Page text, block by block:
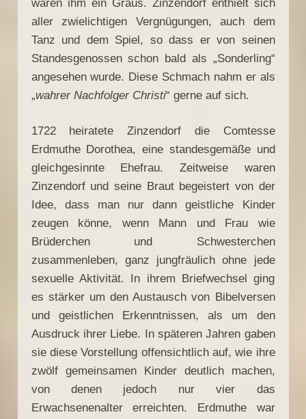
waren ihm ein Graus. Zinzendorf enthielt sich
aller zwielichtigen Vergnügungen, auch dem
Tanz und dem Spiel, so dass er von seinen
Standesgenossen schon bald als „Sonderling“
angesehen wurde. Diese Schmach nahm er als
„wahrer Nachfolger Christi“ gerne auf sich.
1722 heiratete Zinzendorf die Comtesse
Erdmuthe Dorothea, eine standesgemäße und
gleichgesinnte Ehefrau. Zeitweise waren
Zinzendorf und seine Braut begeistert von der
Idee, dass man nur dann geistliche Kinder
zeugen könne, wenn Mann und Frau wie
Brüderchen und Schwesterchen
zusammenleben, ganz jungfräulich ohne jede
sexuelle Aktivität. In ihrem Briefwechsel ging
es stärker um den Austausch von Bibelversen
und geistlichen Erkenntnissen, als um den
Ausdruck ihrer Liebe. In späteren Jahren gaben
sie diese Vorstellung offensichtlich auf, wie ihre
zwölf gemeinsamen Kinder deutlich machen,
von denen jedoch nur vier das
Erwachsenenalter erreichten. Erdmuthe war